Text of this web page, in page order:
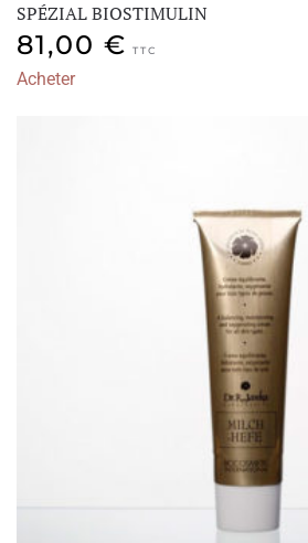
SPÉZIAL BIOSTIMULIN
81,00 € TTC
Acheter